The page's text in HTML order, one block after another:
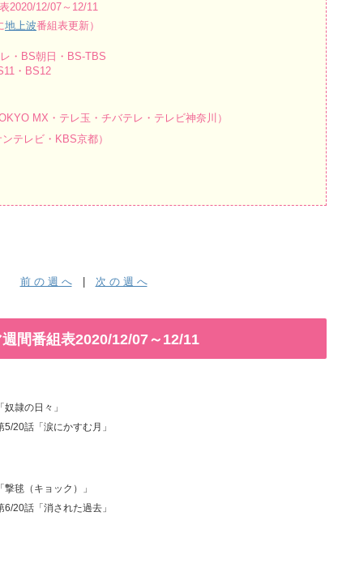
2020/12/07～12/11
地上波番組表更新）
・BS朝日・BS-TBS
・BS12
MX・テレ玉・チバテレ・テレビ神奈川）
テレビ・KBS京都）
前 の 週 へ| 次 の 週 へ
間番組表2020/12/07～12/11
隷の日々」
5/20話「涙にかすむ月」
毬（キョック）」
6/20話「消された過去」